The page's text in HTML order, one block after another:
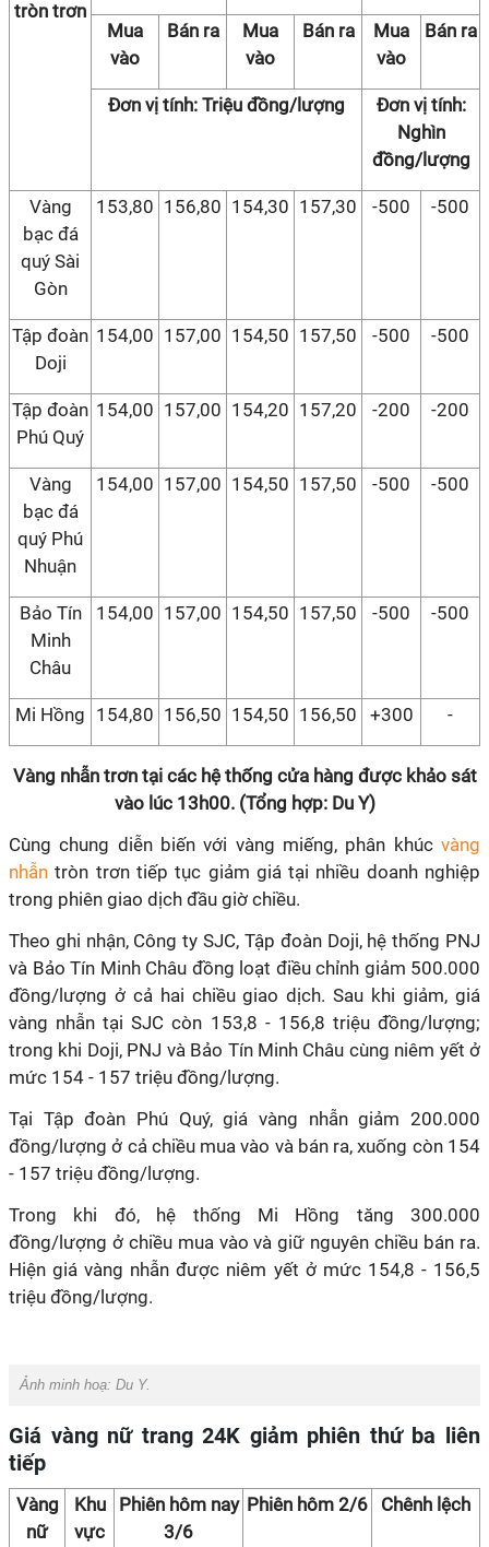
tròn trơn
Mua
vào
Bán ra
Mua
vào
Bán ra
Mua
vào
Bán ra
Đơn vị tính: Triệu đồng/lượng
Đơn vị tính:
Nghìn
đồng/lượng
Vàng
bạc đá
quý Sài
Gòn
153,80 156,80 154,30 157,30 -500 -500
Tập đoàn
Doji
154,00 157,00 154,50 157,50 -500 -500
Tập đoàn
Phú Quý
154,00 157,00 154,20 157,20 -200 -200
Vàng
bạc đá
quý Phú
Nhuận
154,00 157,00 154,50 157,50 -500 -500
Bảo Tín
Minh
Châu
154,00 157,00 154,50 157,50 -500 -500
Mi Hồng 154,80 156,50 154,50 156,50 +300 -
Vàng nhẫn trơn tại các hệ thống cửa hàng được khảo sát
vào lúc 13h00. (Tổng hợp: Du Y)
Cùng chung diễn biến với vàng miếng, phân khúc vàng
nhẫn tròn trơn tiếp tục giảm giá tại nhiều doanh nghiệp
trong phiên giao dịch đầu giờ chiều.
Theo ghi nhận, Công ty SJC, Tập đoàn Doji, hệ thống PNJ
và Bảo Tín Minh Châu đồng loạt điều chỉnh giảm 500.000
đồng/lượng ở cả hai chiều giao dịch. Sau khi giảm, giá
vàng nhẫn tại SJC còn 153,8 - 156,8 triệu đồng/lượng;
trong khi Doji, PNJ và Bảo Tín Minh Châu cùng niêm yết ở
mức 154 - 157 triệu đồng/lượng.
Tại Tập đoàn Phú Quý, giá vàng nhẫn giảm 200.000
đồng/lượng ở cả chiều mua vào và bán ra, xuống còn 154
- 157 triệu đồng/lượng.
Trong khi đó, hệ thống Mi Hồng tăng 300.000
đồng/lượng ở chiều mua vào và giữ nguyên chiều bán ra.
Hiện giá vàng nhẫn được niêm yết ở mức 154,8 - 156,5
triệu đồng/lượng.
Ảnh minh hoạ: Du Y.
Giá vàng nữ trang 24K giảm phiên thứ ba liên
tiếp
Vàng
nữ
Khu
vực
Phiên hôm nay
3/6
Phiên hôm 2/6 Chênh lệch